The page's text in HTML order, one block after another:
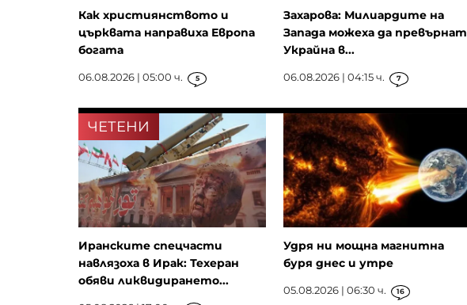
Как християнството и
църквата направиха Европа
богата
06.08.2026 | 05:00 ч. 5
Захарова: Милиардите на
Запада можеха да превърнат
Украйна в...
06.08.2026 | 04:15 ч. 7
ЧЕТЕНИ
Иранските спецчасти
навлязоха в Ирак: Техеран
обяви ликвидирането...
Удря ни мощна магнитна
буря днес и утре
05.08.2026 | 06:30 ч. 16